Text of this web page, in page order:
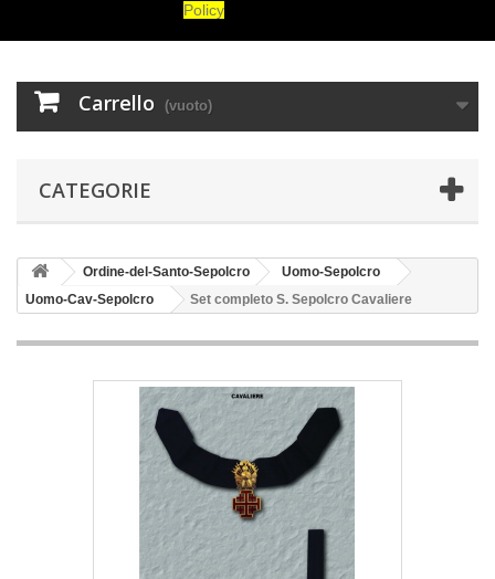
Carrello (vuoto)
CATEGORIE
Ordine-del-Santo-Sepolcro
Uomo-Sepolcro
Uomo-Cav-Sepolcro
Set completo S. Sepolcro Cavaliere
Policy